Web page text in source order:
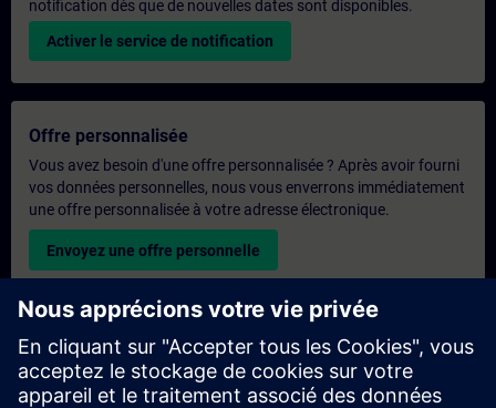
notification dès que de nouvelles dates sont disponibles.
Activer le service de notification
Offre personnalisée
Vous avez besoin d'une offre personnalisée ? Après avoir fourni
vos données personnelles, nous vous enverrons immédiatement
une offre personnalisée à votre adresse électronique.
Envoyez une offre personnelle
Demande de formation exclusive
Veuillez remplir le formulaire ci-dessous si vous souhaitez
obtenir un devis pour une formation exclusive, que ce soit sur